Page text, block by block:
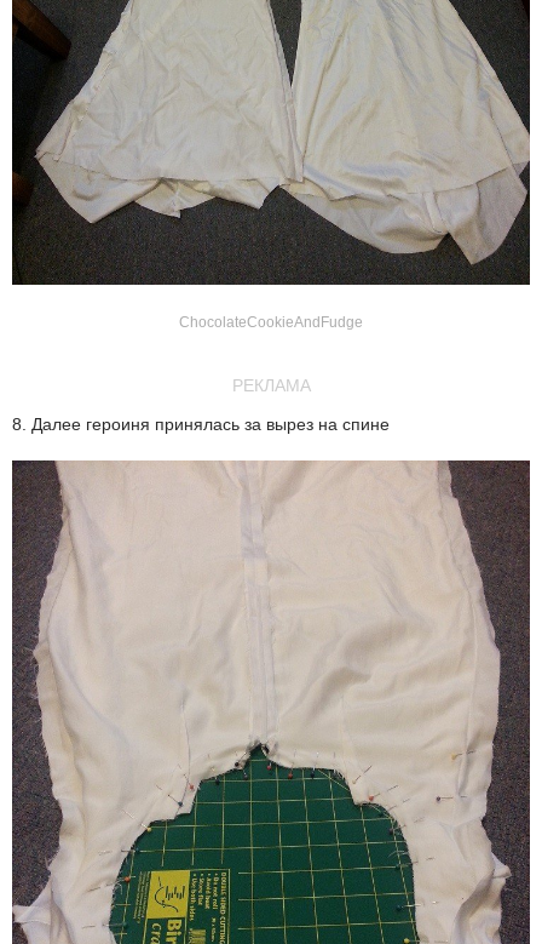
ChocolateCookieAndFudge
РЕКЛАМА
8. Далее героиня принялась за вырез на спине